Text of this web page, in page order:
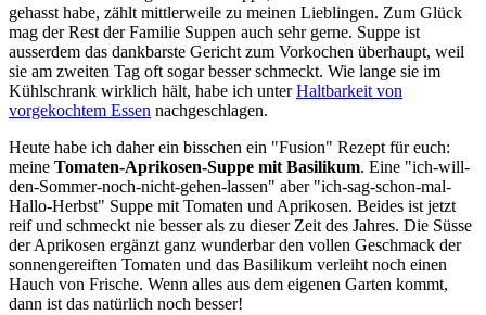
gehasst habe, zählt mittlerweile zu meinen Lieblingen. Zum Glück
mag der Rest der Familie Suppen auch sehr gerne. Suppe ist
ausserdem das dankbarste Gericht zum Vorkochen überhaupt, weil
sie am zweiten Tag oft sogar besser schmeckt. Wie lange sie im
Kühlschrank wirklich hält, habe ich unterHaltbarkeit von
vorgekochtem Essen nachgeschlagen.
Heute habe ich daher ein bisschen ein "Fusion" Rezept für euch:
meine Tomaten-Aprikosen-Suppe mit Basilikum. Eine "ich-will-
den-Sommer-noch-nicht-gehen-lassen" aber "ich-sag-schon-mal-
Hallo-Herbst" Suppe mit Tomaten und Aprikosen. Beides ist jetzt
reif und schmeckt nie besser als zu dieser Zeit des Jahres. Die Süsse
der Aprikosen ergänzt ganz wunderbar den vollen Geschmack der
sonnengereiften Tomaten und das Basilikum verleiht noch einen
Hauch von Frische. Wenn alles aus dem eigenen Garten kommt,
dann ist das natürlich noch besser!